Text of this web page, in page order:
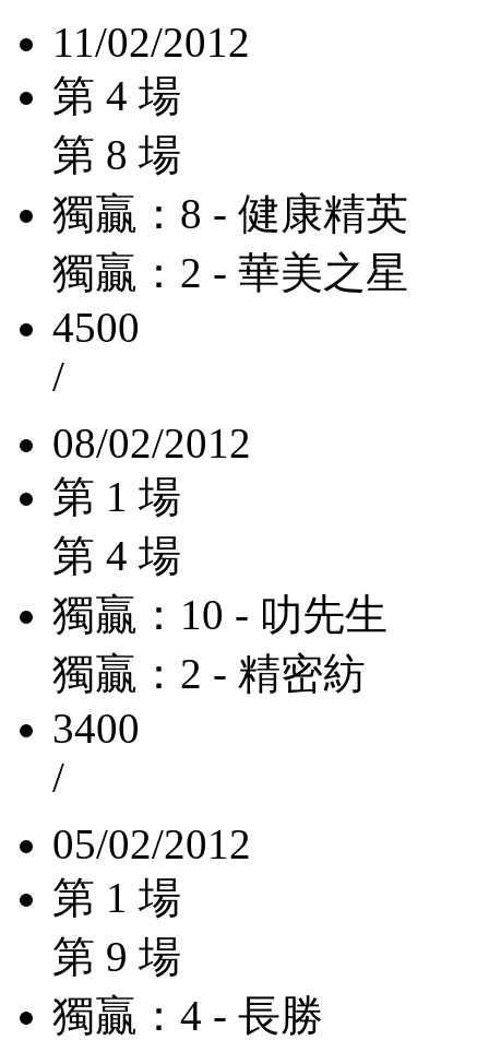
11/02/2012
第 4 場
第 8 場
獨贏：8 - 健康精英
獨贏：2 - 華美之星
4500
/
08/02/2012
第 1 場
第 4 場
獨贏：10 - 叻先生
獨贏：2 - 精密紡
3400
/
05/02/2012
第 1 場
第 9 場
獨贏：4 - 長勝